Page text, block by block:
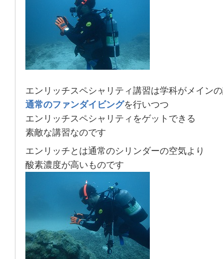
エンリッチスペシャリティ講習は学科がメイン
通常のファンダイビングを行いつつ
エンリッチスペシャリティをゲットできる
素敵な講習なのです
エンリッチとは通常のシリンダーの空気より
酸素濃度が高いものです